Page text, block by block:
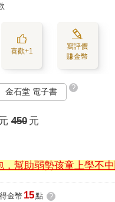
喜歡+1
寫評價
賺金幣
金石堂 電子書 ?
450 元
幫助弱勢孩童上學不中
金幣 15點 ?